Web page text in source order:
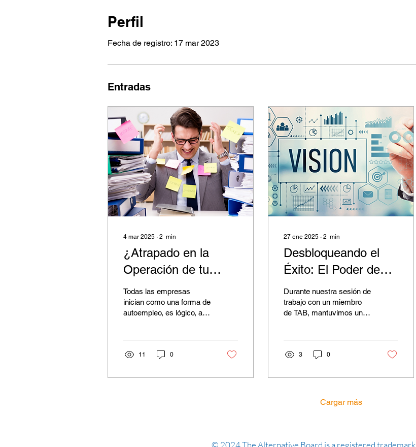
Perfil
Fecha de registro: 17 mar 2023
Entradas
4 mar 2025 ∙ 2 min
¿Atrapado en la
Operación de tu
Negocio? Esto Limita
tu Crecimiento
Todas las empresas
inician como una forma de
autoempleo, es lógico, al
11 0
27 ene 2025 ∙ 2 min
Desbloqueando el
Éxito: El Poder de
una Visión Clara en
los Negocios
Durante nuestra sesión de
trabajo con un miembro
de TAB, mantuvimos una
3 0
Cargar más
© 2024 The Alternative Board is a registered